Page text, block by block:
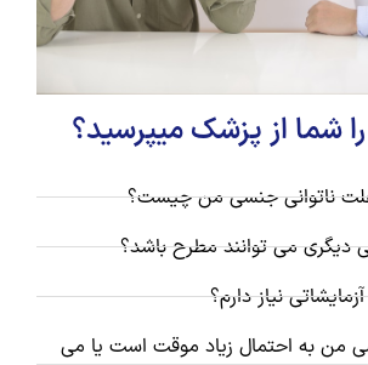
شما از پزشک میپرسید؟
ناتوانی جنسی من چیست؟
دیگری می توانند مطرح باشد؟
نیاز دارم؟
من به احتمال زیاد موقت است یا می